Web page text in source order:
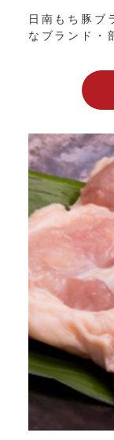
日南もち豚ブ
なブランド・